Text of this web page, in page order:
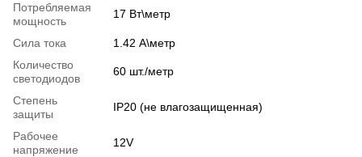
Потребляемая
мощность
17 Вт\метр
Сила тока
1.42 А\метр
Количество
светодиодов
60 шт./метр
Степень
защиты
IP20 (не влагозащищенная)
Рабочее
напряжение
12V